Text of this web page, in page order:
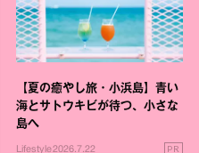
【夏の癒やし旅・小浜島】青い
海とサトウキビが待つ、小さな
島へ
Lifestyle2026.7.22 PR